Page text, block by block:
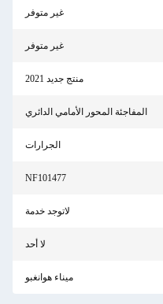
غير متوفر
غير متوفر
منتج جديد 2021
المفاجئة المحور الأمامي الدائري
الجرارات
NF101477
لاتوجد خدمة
لا أحد
ميناء هوانغبو